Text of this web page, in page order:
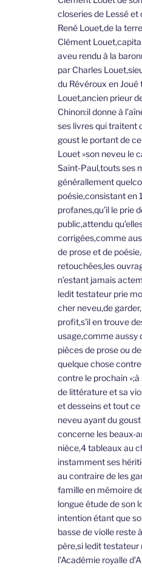
closeries de Lessé et
René Louet,de la
Clément
aveu rendu à la
par Charles
du Révéroux en
Louet,ancien prieur
Chinon:il donne à
ses livres qui traitent
goust le portant de ce
Louet »son neveu le
Saint-Paul,touts ses
générallement
poésie,consistant en
profanes,qu’il le prie
public,attendu
corrigées,comme
de prose et de
retouchées,les
n’estant jamais
ledit testateur prie
cher neveu,de
profit,s’il en trouve
usage,comme aussy
pièces de prose ou
quelque chose
contre le prochain
de littérature et sa
et desseins et tout
neveu ayant du
concerne les beaux-
nièce,4 tableaux au
instamment ses
au contraire de les
famille en mémoire
longue étude de son
intention étant que
basse de violle reste
père,si ledit testateur
l’Académie royalle